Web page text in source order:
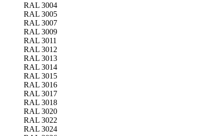
RAL 3004
RAL 3005
RAL 3007
RAL 3009
RAL 3011
RAL 3012
RAL 3013
RAL 3014
RAL 3015
RAL 3016
RAL 3017
RAL 3018
RAL 3020
RAL 3022
RAL 3024